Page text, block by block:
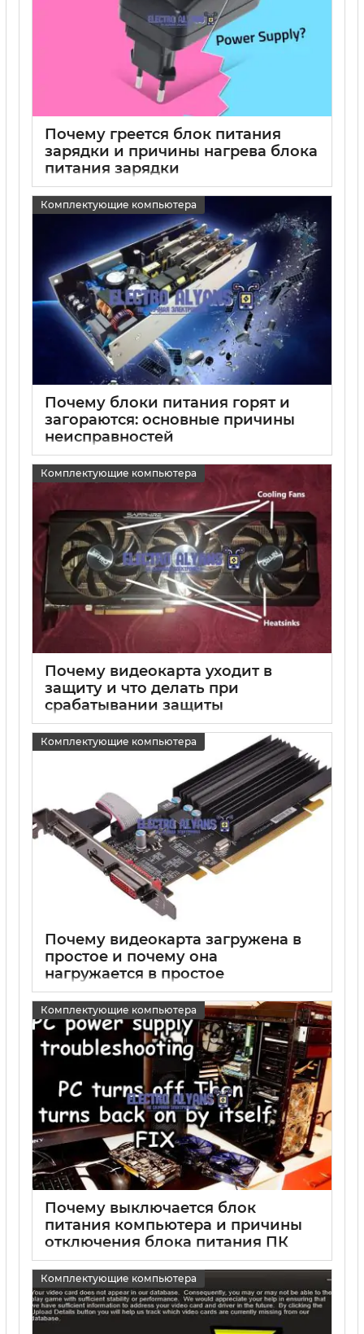
Почему греется блок питания
зарядки и причины нагрева блока
питания зарядки
Комплектующие компьютера
Почему блоки питания горят и
загораются: основные причины
неисправностей
Комплектующие компьютера
Почему видеокарта уходит в
защиту и что делать при
срабатывании защиты
видеокарты
15 05 2025 0
Комплектующие компьютера
Почему видеокарта загружена в
простое и почему она
нагружается в простое
Комплектующие компьютера
Почему выключается блок
питания компьютера и причины
отключения блока питания ПК
Комплектующие компьютера